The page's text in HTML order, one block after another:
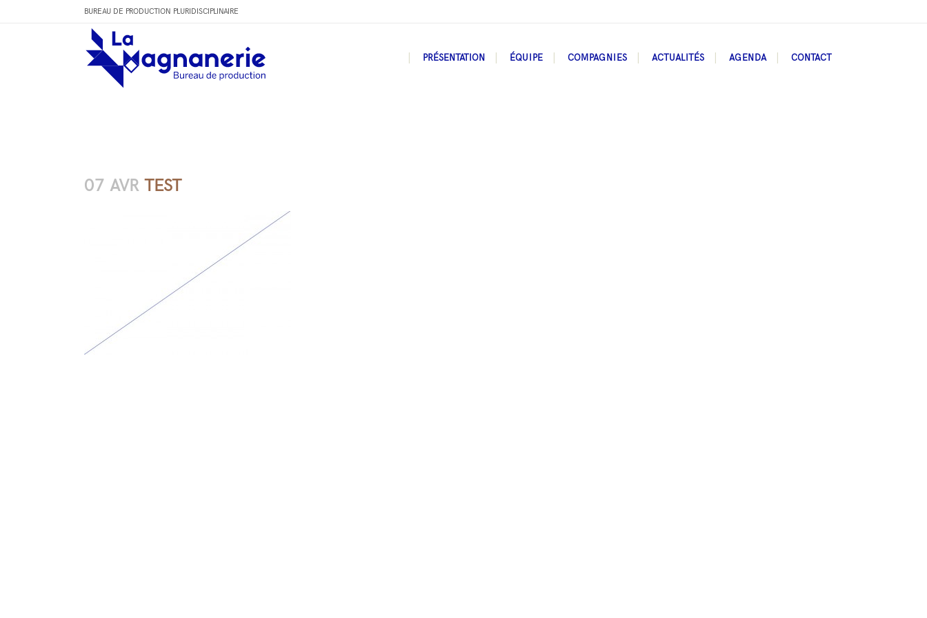
BUREAU DE PRODUCTION PLURIDISCIPLINAIRE
PRÉSENTATION ÉQUIPE COMPAGNIES ACTUALITÉS AGENDA CONTACT
07 AVR TEST